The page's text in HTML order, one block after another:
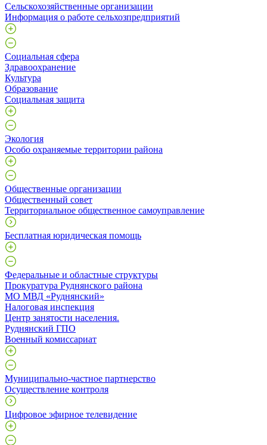
Сельскохозяйственные организации
Информация о работе сельхозпредприятий
Социальная сфера
Здравоохранение
Культура
Образование
Социальная защита
Экология
Особо охраняемые территории района
Общественные организации
Общественный совет
Территориальное общественное самоуправление
Бесплатная юридическая помощь
Федеральные и областные структуры
Прокуратура Руднянского района
МО МВД «Руднянский»
Налоговая инспекция
Центр занятости населения.
Руднянский ГПО
Военный комиссариат
Муниципально-частное партнерство
Осуществление контроля
Цифровое эфирное телевидение